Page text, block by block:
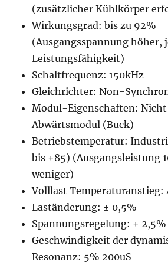
(zusätzlicher Kühlkörper
Wirkungsgrad: bis zu 92%
(Ausgangsspannung höher,
Leistungsfähigkeit)
Schaltfrequenz: 150kHz
Gleichrichter: Non-
Modul-Eigenschaften:
Abwärtsmodul (Buck)
Betriebstemperatur:
bis +85) (Ausgangsleistung
weniger)
Volllast Temperaturanstieg:
Laständerung: ± 0,5%
Spannungsregelung: ± 2,5%
Geschwindigkeit der
Resonanz: 5% 200uS